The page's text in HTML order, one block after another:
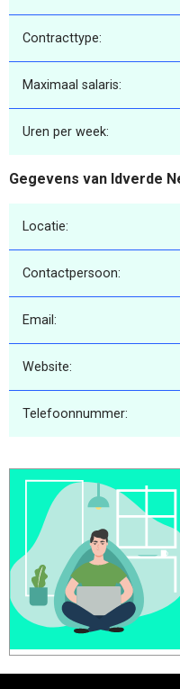
Contracttype:
Maximaal salaris:
Uren per week:
Gegevens van Idverde
Locatie:
Contactpersoon:
Email:
Website:
Telefoonnummer: